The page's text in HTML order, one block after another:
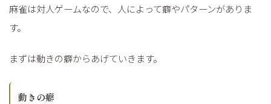
麻雀は対人ゲームなので、人によって癖やパターンがありま
す。
まずは動きの癖からあげていきます。
動きの癖